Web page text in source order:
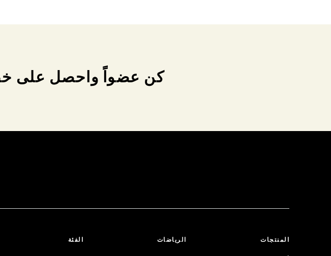
كن عضواً واحصل على خصم
المنتجات الرياضات الفئة